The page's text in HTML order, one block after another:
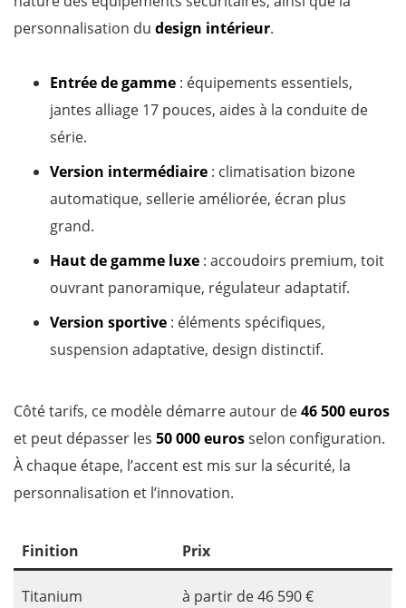
personnalisation du design intérieur.
Entrée de gamme : équipements essentiels,
jantes alliage 17 pouces, aides à la conduite de
série.
Version intermédiaire : climatisation bizone
automatique, sellerie améliorée, écran plus
grand.
Haut de gamme luxe : accoudoirs premium, toit
ouvrant panoramique, régulateur adaptatif.
Version sportive : éléments spécifiques,
suspension adaptative, design distinctif.
Côté tarifs, ce modèle démarre autour de46 500 euros
et peut dépasser les 50 000 eurosselon configuration.
À chaque étape, l’accent est mis sur la sécurité, la
personnalisation et l’innovation.
Finition Prix
Titanium à partir de 46 590 €